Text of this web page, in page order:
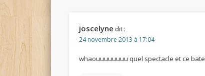
joscelyne dit :
24 novembre 2013 à 17:04
whaouuuuuuuu quel spectacle et ce